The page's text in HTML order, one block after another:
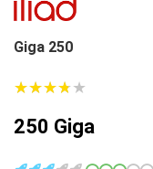
Giga 250
★★★★★
★★★★★
250 Giga